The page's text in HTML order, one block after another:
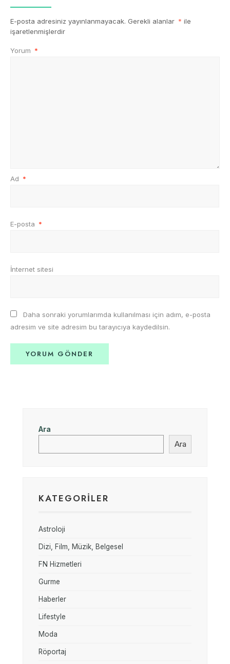
E-posta adresiniz yayınlanmayacak. Gerekli alanlar * ile
işaretlenmişlerdir
Yorum *
Ad *
E-posta *
İnternet sitesi
Daha sonraki yorumlarımda kullanılması için adım, e-posta
adresim ve site adresim bu tarayıcıya kaydedilsin.
Ara
Ara
KATEGORILER
Astroloji
Dizi, Film, Müzik, Belgesel
FN Hizmetleri
Gurme
Haberler
Lifestyle
Moda
Röportaj